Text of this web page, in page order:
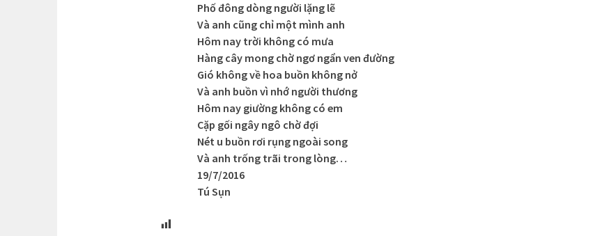
Phố đông dòng người lặng lẽ
Và anh cũng chỉ một mình anh
Hôm nay trời không có mưa
Hàng cây mong chờ ngơ ngẩn ven đường
Gió không về hoa buồn không nở
Và anh buồn vì nhớ người thương
Hôm nay giường không có em
Cặp gối ngây ngô chờ đợi
Nét u buồn rơi rụng ngoài song
Và anh trống trãi trong lòng…
19/7/2016
Tú Sụn